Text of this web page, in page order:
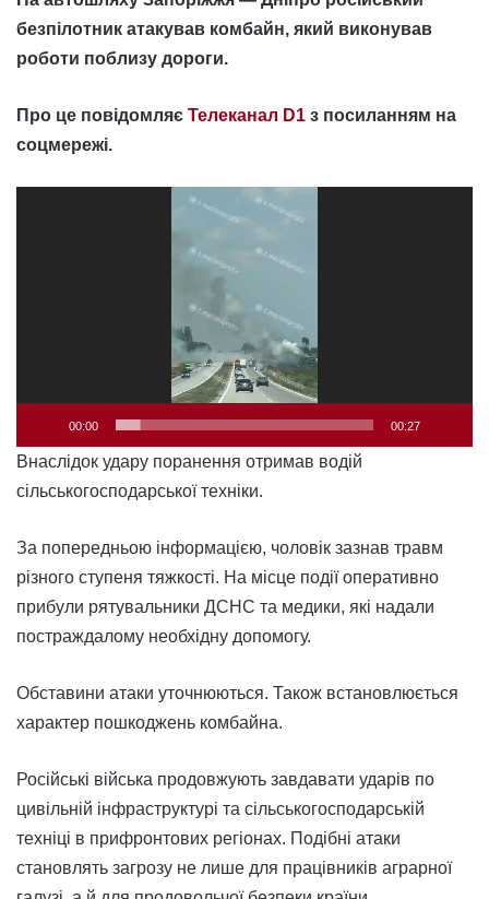
безпілотник атакував комбайн, який виконував
роботи поблизу дороги.
Про це повідомляє Телеканал D1 з посиланням на
соцмережі.
00:00 00:27
Внаслідок удару поранення отримав водій
сільськогосподарської техніки.
За попередньою інформацією, чоловік зазнав травм
різного ступеня тяжкості. На місце події оперативно
прибули рятувальники ДСНС та медики, які надали
постраждалому необхідну допомогу.
Обставини атаки уточнюються. Також встановлюється
характер пошкоджень комбайна.
Російські війська продовжують завдавати ударів по
цивільній інфраструктурі та сільськогосподарській
техніці в прифронтових регіонах. Подібні атаки
становлять загрозу не лише для працівників аграрної